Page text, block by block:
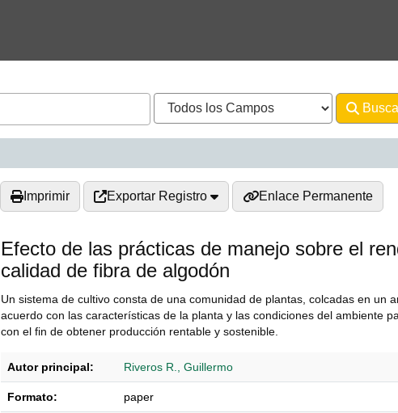
Imprimir Exportar Registro Enlace Permanente
Efecto de las prácticas de manejo sobre el
calidad de fibra de algodón
Un sistema de cultivo consta de una comunidad de plantas, colcadas en un
acuerdo con las características de la planta y las condiciones del ambiente
con el fin de obtener producción rentable y sostenible.
Autor principal: Riveros R., Guillermo
Formato: paper